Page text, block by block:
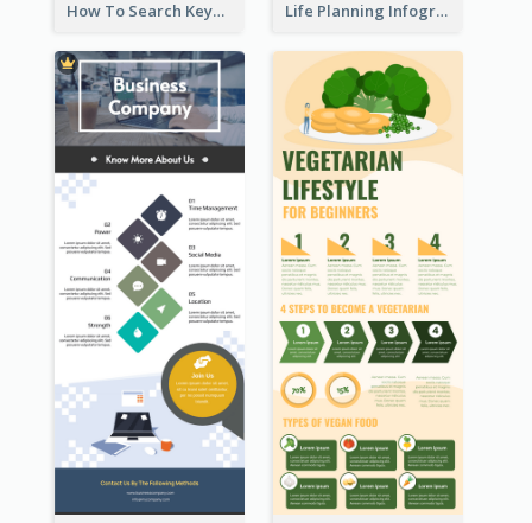
How To Search Keywords Infographic Life Planning Infographic